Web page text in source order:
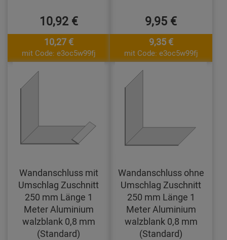
10,92 €
10,27 €
mit Code: e3oc5w99fj
9,95 €
9,35 €
mit Code: e3oc5w99fj
Wandanschluss mit
Umschlag Zuschnitt
250 mm Länge 1
Meter Aluminium
walzblank 0,8 mm
(Standard)
Wandanschluss ohne
Umschlag Zuschnitt
250 mm Länge 1
Meter Aluminium
walzblank 0,8 mm
(Standard)